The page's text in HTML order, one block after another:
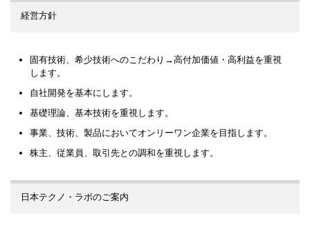
経営方針
固有技術、希少技術へのこだわり→高付加価値・高利益を重視
します。
自社開発を基本にします。
基礎理論、基本技術を重視します。
事業、技術、製品においてオンリーワン企業を目指します。
株主、従業員、取引先との調和を重視します。
日本テクノ・ラボのご案内